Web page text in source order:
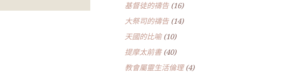
基督徒的禱告(16)
大祭司的禱告(14)
天國的比喻(10)
提摩太前書(40)
教會屬靈生活倫理(4)